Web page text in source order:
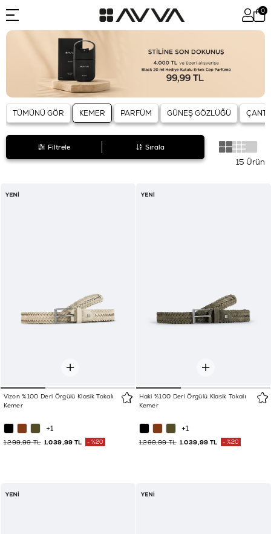
0
TÜMÜNÜ GÖR KEMER PARFÜM GÜNEŞ GÖZLÜĞÜ ÇANTA
15 Ürün
Filtrele Sırala
Vizon %100 Deri Örgülü Klasik Tokalı
Kemer
+1
1.039,99 TL
1.299,99 TL %20
Haki %100 Deri Örgülü Klasik Tokalı
Kemer
+1
1.039,99 TL
1.299,99 TL %20